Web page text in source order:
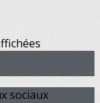
sociaux